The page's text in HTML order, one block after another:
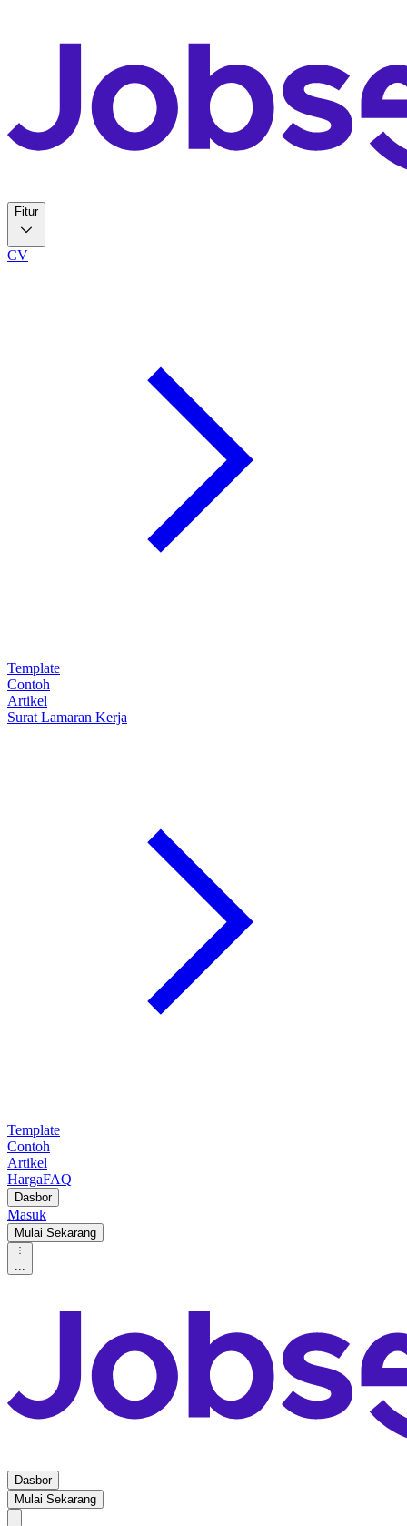
Fitur
CV
Template
Contoh
Artikel
Surat Lamaran Kerja
Template
Contoh
Artikel
HargaFAQ
Dasbor
Masuk
Mulai Sekarang
...
Dasbor
Mulai Sekarang